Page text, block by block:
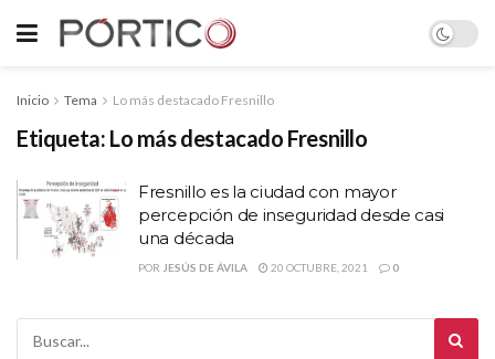
Inicio Tema Lo más destacado Fresnillo
Etiqueta: Lo más destacado Fresnillo
Fresnillo es la ciudad con mayor
percepción de inseguridad desde casi
una década
POR JESÚS DE ÁVILA 20 OCTUBRE, 2021 0